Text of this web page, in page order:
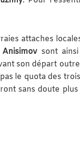
attaches
sont ainsi
son départ
le quota des
sans doute